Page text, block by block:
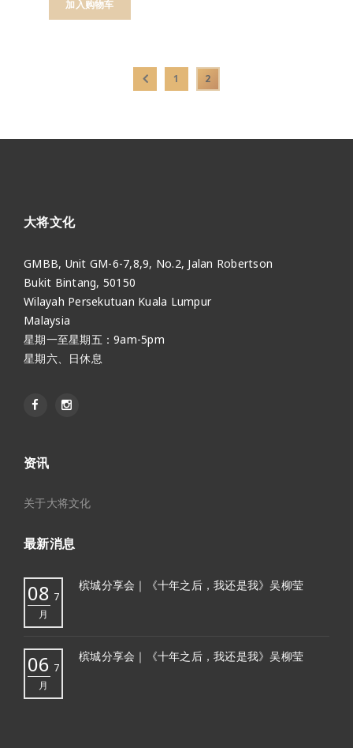
加入购物车
1 2
大将文化
GMBB, Unit GM-6-7,8,9, No.2, Jalan Robertson
Bukit Bintang, 50150
Wilayah Persekutuan Kuala Lumpur
Malaysia
星期一至星期五：9am-5pm
星期六、日休息
资讯
关于大将文化
最新消息
08 7
月
槟城分享会｜《十年之后，我还是我》吴柳莹
06 7
月
槟城分享会｜《十年之后，我还是我》吴柳莹